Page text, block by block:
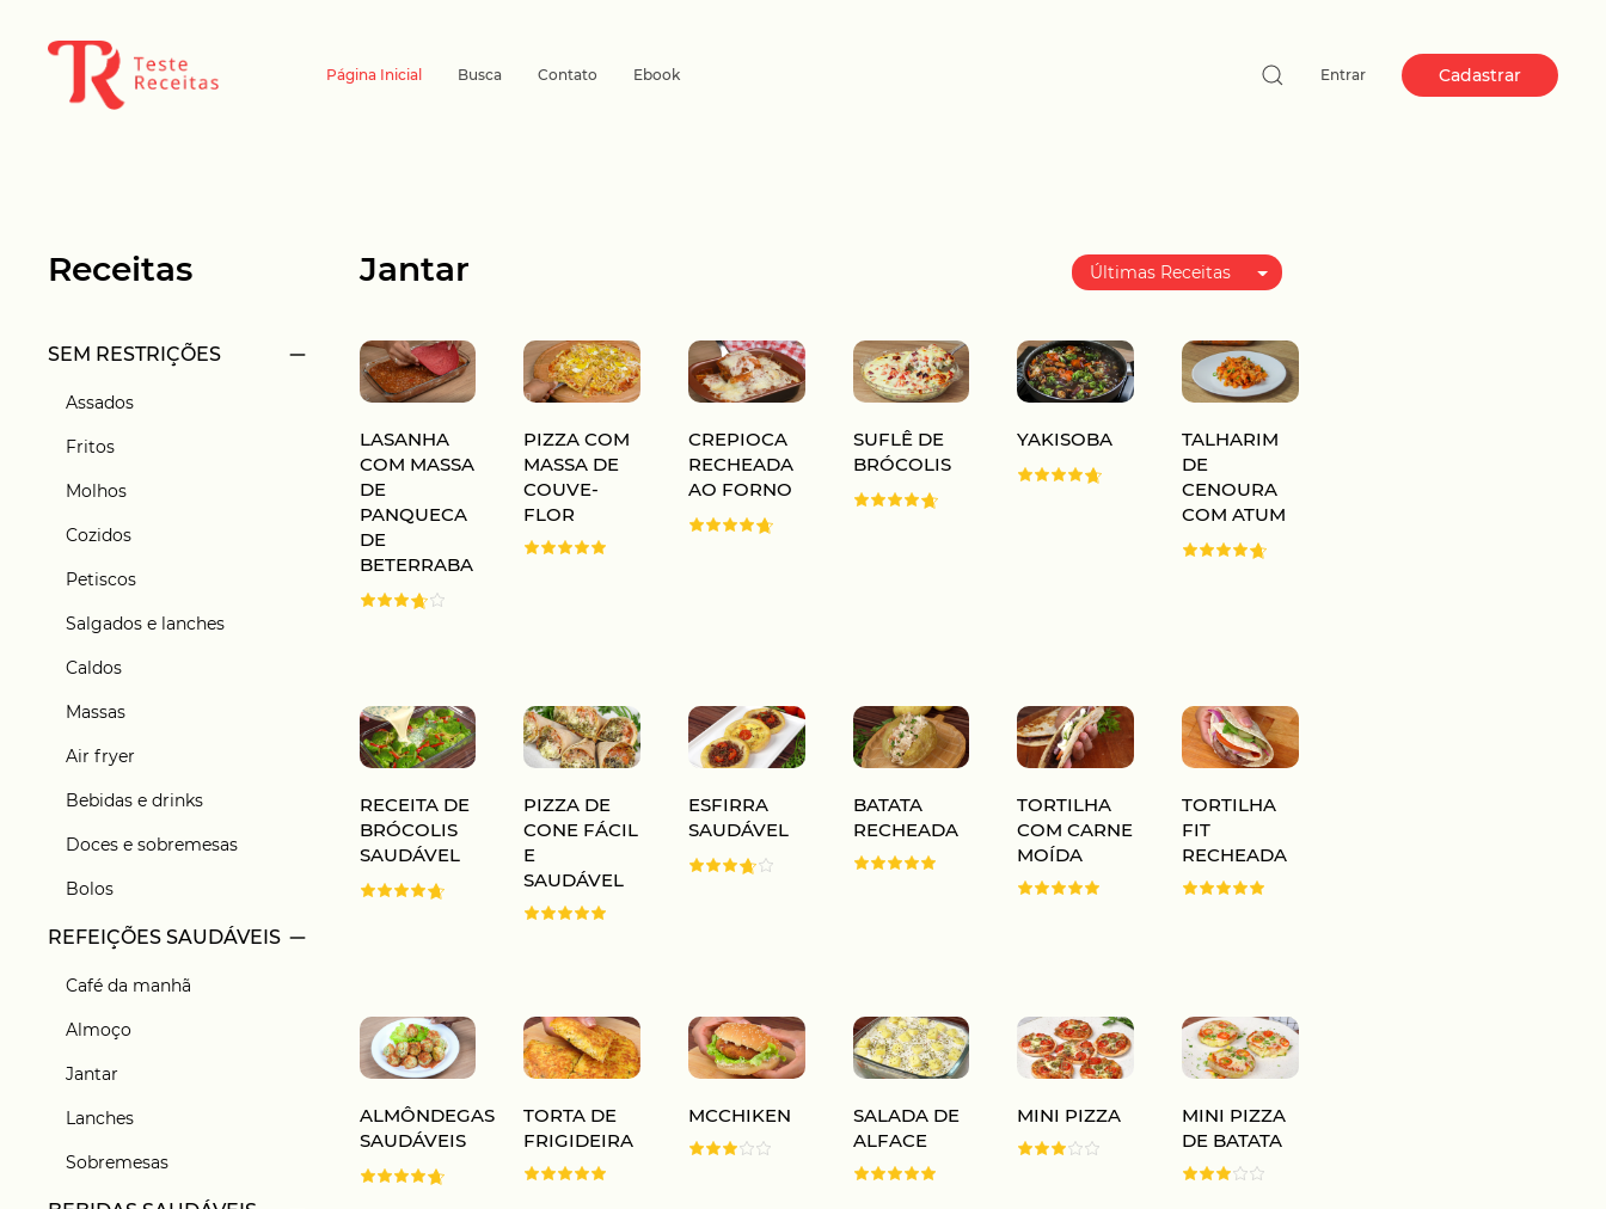
Página Inicial Busca Contato Ebook Entrar Cadastrar
Receitas
SEM RESTRIÇÕES
Assados
Fritos
Molhos
Cozidos
Petiscos
Salgados e lanches
Caldos
Massas
Air fryer
Bebidas e drinks
Doces e sobremesas
Bolos
REFEIÇÕES SAUDÁVEIS
Café da manhã
Almoço
Jantar
Lanches
Sobremesas
Jantar
Últimas Receitas
Mais populares
LASANHA
COM MASSA
DE
PANQUECA
DE
BETERRABA
PIZZA COM
MASSA DE
COUVE-
FLOR
CREPIOCA
RECHEADA
AO FORNO
SUFLÊ DE
BRÓCOLIS
YAKISOBA
TALHARIM
DE
CENOURA
COM ATUM
RECEITA DE
BRÓCOLIS
SAUDÁVEL
PIZZA DE
CONE FÁCIL
E
SAUDÁVEL
ESFIRRA
SAUDÁVEL
BATATA
RECHEADA
TORTILHA
COM CARNE
MOÍDA
TORTILHA
FIT
RECHEADA
ALMÔNDEGAS
SAUDÁVEIS
TORTA DE
FRIGIDEIRA
MCCHIKEN
SALADA DE
ALFACE
MINI PIZZA
MINI PIZZA
DE BATATA